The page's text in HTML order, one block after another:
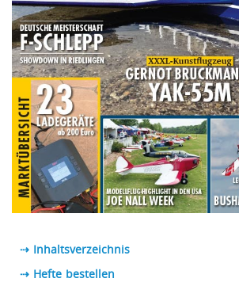
⇢ Inhaltsverzeichnis
⇢ Hefte bestellen